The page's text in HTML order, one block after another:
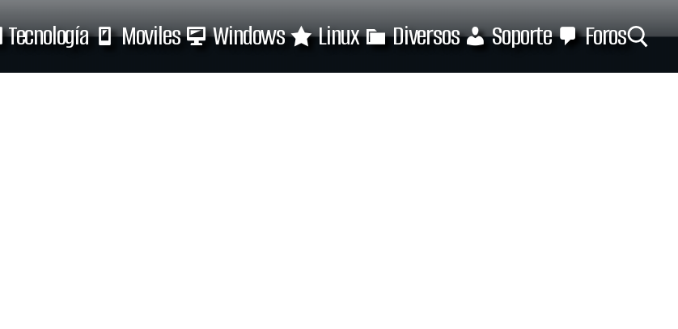
Tecnología Moviles Windows Linux Diversos Soporte Foros